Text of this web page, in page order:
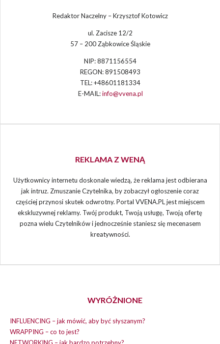
Redaktor Naczelny – Krzysztof Kotowicz
ul. Zacisze 12/2
57 – 200 Ząbkowice Śląskie
NIP: 8871156554
REGON: 891508493
TEL: +48601181334
E-MAIL:info@vvena.pl
REKLAMA Z WENĄ
Użytkownicy internetu doskonale wiedzą, że reklama jest odbierana
jak intruz. Zmuszanie Czytelnika, by zobaczył ogłoszenie coraz
częściej przynosi skutek odwrotny. Portal VVENA.PL jest miejscem
ekskluzywnej reklamy. Twój produkt, Twoją usługę, Twoją ofertę
pozna wielu Czytelników i jednocześnie staniesz się mecenasem
kreatywności.
WYRÓŻNIONE
INFLUENCING – jak mówić, aby być słyszanym?
WRAPPING – co to jest?
NETWORKING – jak bardzo potrzebny?